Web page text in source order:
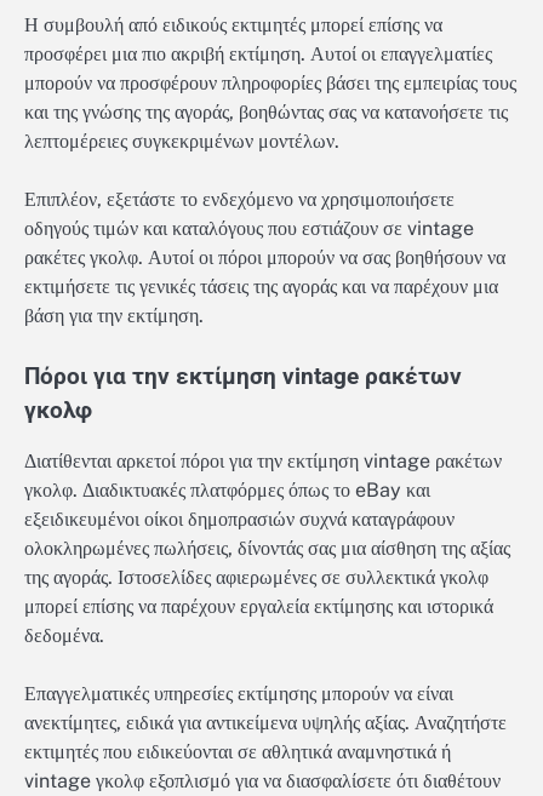
Η συμβουλή από ειδικούς εκτιμητές μπορεί επίσης να
προσφέρει μια πιο ακριβή εκτίμηση. Αυτοί οι επαγγελματίες
μπορούν να προσφέρουν πληροφορίες βάσει της εμπειρίας τους
και της γνώσης της αγοράς, βοηθώντας σας να κατανοήσετε τις
λεπτομέρειες συγκεκριμένων μοντέλων.
Επιπλέον, εξετάστε το ενδεχόμενο να χρησιμοποιήσετε
οδηγούς τιμών και καταλόγους που εστιάζουν σε vintage
ρακέτες γκολφ. Αυτοί οι πόροι μπορούν να σας βοηθήσουν να
εκτιμήσετε τις γενικές τάσεις της αγοράς και να παρέχουν μια
βάση για την εκτίμηση.
Πόροι για την εκτίμηση vintage ρακέτων
γκολφ
Διατίθενται αρκετοί πόροι για την εκτίμηση vintage ρακέτων
γκολφ. Διαδικτυακές πλατφόρμες όπως το eBay και
εξειδικευμένοι οίκοι δημοπρασιών συχνά καταγράφουν
ολοκληρωμένες πωλήσεις, δίνοντάς σας μια αίσθηση της αξίας
της αγοράς. Ιστοσελίδες αφιερωμένες σε συλλεκτικά γκολφ
μπορεί επίσης να παρέχουν εργαλεία εκτίμησης και ιστορικά
δεδομένα.
Επαγγελματικές υπηρεσίες εκτίμησης μπορούν να είναι
ανεκτίμητες, ειδικά για αντικείμενα υψηλής αξίας. Αναζητήστε
εκτιμητές που ειδικεύονται σε αθλητικά αναμνηστικά ή
vintage γκολφ εξοπλισμό για να διασφαλίσετε ότι διαθέτουν